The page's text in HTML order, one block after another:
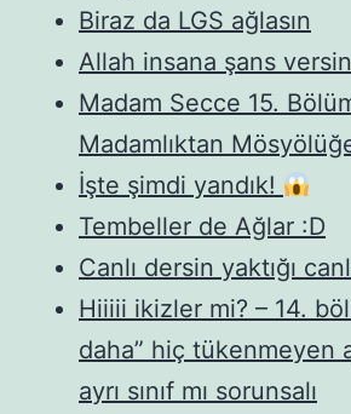
Biraz da LGS ağlasın
Allah insana şans versin
Madam Secce 15.
Madamlıktan
İşte şimdi yandık!
Tembeller de Ağlar :D
Canlı dersin yaktığı
Hiiiii ikizler mi? – 14.
daha” hiç tükenmeyen
ayrı sınıf mı sorunsalı